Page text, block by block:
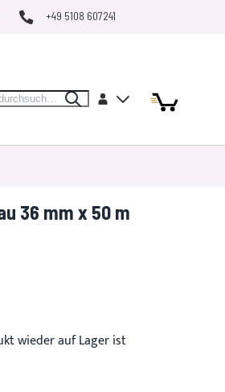
+49 5108 607241
SearchKonto MeinArtikel
Artikel
36 mm x 50 m
wieder auf Lager ist